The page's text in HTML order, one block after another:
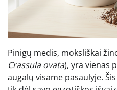
Pinigų medis, moksliškai
Crassula ovata), yra vienas
augalų visame pasaulyje.